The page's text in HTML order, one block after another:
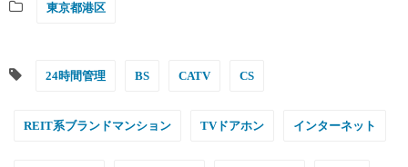
東京都港区
24時間管理 BS CATV CS
REIT系ブランドマンション TVドアホン インターネット